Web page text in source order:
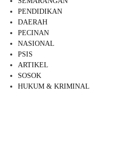
PENDIDIKAN
DAERAH
PECINAN
NASIONAL
PSIS
ARTIKEL
SOSOK
HUKUM & KRIMINAL